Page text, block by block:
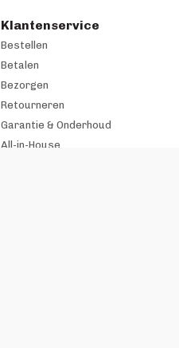
Klantenservice
Bestellen
Betalen
Bezorgen
Retourneren
Garantie & Onderhoud
All-in-House